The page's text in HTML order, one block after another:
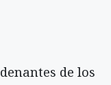
de los